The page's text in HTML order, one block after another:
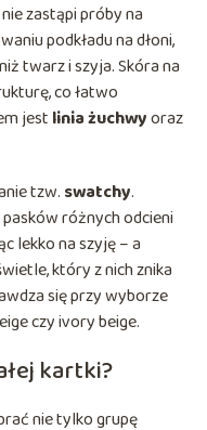
zastąpi próby na
podkładu na dłoni,
twarz i szyja. Skóra na
co łatwo
jest linia żuchwyoraz
tzw. swatchy.
różnych odcieni
lekko na szyję – a
który z nich znika
się przy wyborze
czy ivory beige.
kartki?
nie tylko grupę